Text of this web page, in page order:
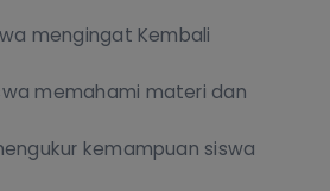
mengingat Kembali
memahami materi dan
kemampuan siswa